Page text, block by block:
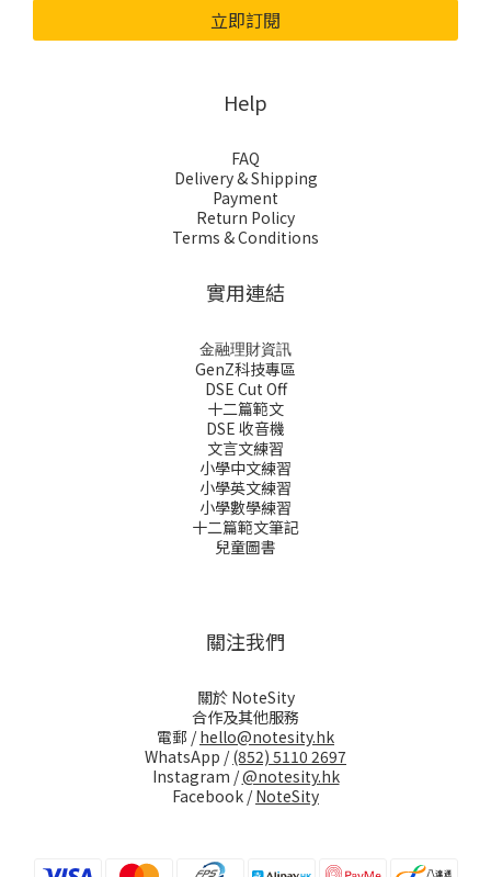
立即訂閱
Help
FAQ
Delivery & Shipping
Payment
Return Policy
Terms & Conditions
實用連結
金融理財資訊
GenZ科技專區
DSE Cut Off
十二篇範文
DSE 收音機
文言文練習
小學中文練習
小學英文練習
小學數學練習
十二篇範文筆記
兒童圖書
關注我們
關於 NoteSity
合作及其他服務
電郵 /hello@notesity.hk
WhatsApp /(852) 5110 2697
Instagram /@notesity.hk
Facebook /NoteSity